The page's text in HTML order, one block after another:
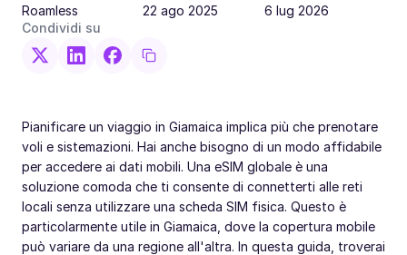
Roamless
22 ago 2025
6 lug 2026
Condividi su
Pianificare un viaggio in Giamaica implica più che prenotare
voli e sistemazioni. Hai anche bisogno di un modo affidabile
per accedere ai dati mobili. Una eSIM globale è una
soluzione comoda che ti consente di connetterti alle reti
locali senza utilizzare una scheda SIM fisica. Questo è
particolarmente utile in Giamaica, dove la copertura mobile
può variare da una regione all'altra. In questa guida, troverai